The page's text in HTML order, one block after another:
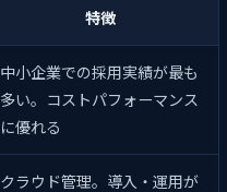
特徴
中小企業での採用実績が最も
多い。コストパフォーマンス
に優れる
クラウド管理。導入・運用が